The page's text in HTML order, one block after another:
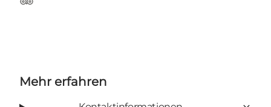
TripAdvisor
Mehr erfahren